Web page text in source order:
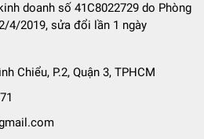
doanh số 41C8022729 do Phòng
4/2019, sửa đổi lần 1 ngày
Chiểu, P.2, Quận 3, TPHCM